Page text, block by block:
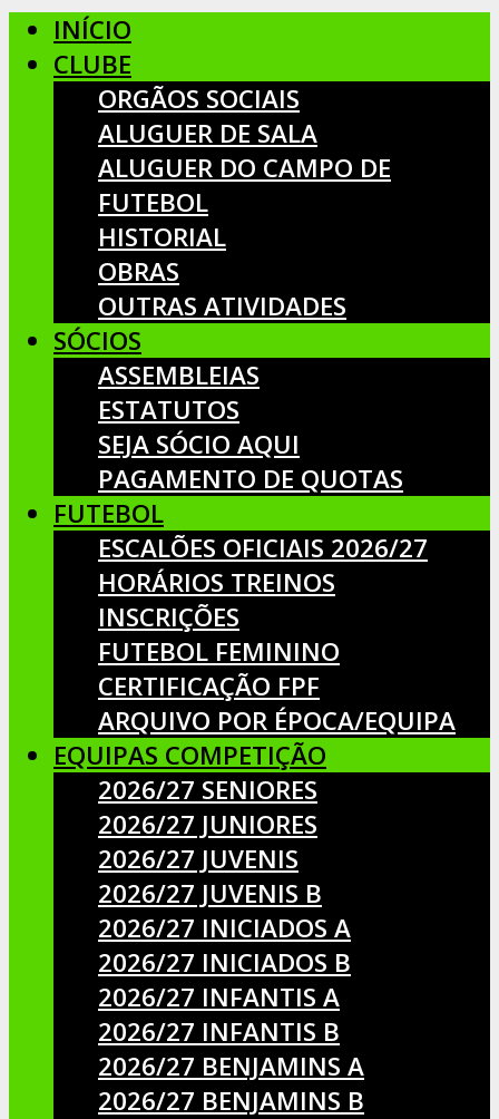
INÍCIO
CLUBE
ORGÃOS SOCIAIS
ALUGUER DE SALA
ALUGUER DO CAMPO DE
FUTEBOL
HISTORIAL
OBRAS
OUTRAS ATIVIDADES
SÓCIOS
ASSEMBLEIAS
ESTATUTOS
SEJA SÓCIO AQUI
PAGAMENTO DE QUOTAS
FUTEBOL
ESCALÕES OFICIAIS 2026/27
HORÁRIOS TREINOS
INSCRIÇÕES
FUTEBOL FEMININO
CERTIFICAÇÃO FPF
ARQUIVO POR ÉPOCA/EQUIPA
EQUIPAS COMPETIÇÃO
2026/27 SENIORES
2026/27 JUNIORES
2026/27 JUVENIS
2026/27 JUVENIS B
2026/27 INICIADOS A
2026/27 INICIADOS B
2026/27 INFANTIS A
2026/27 INFANTIS B
2026/27 BENJAMINS A
2026/27 BENJAMINS B